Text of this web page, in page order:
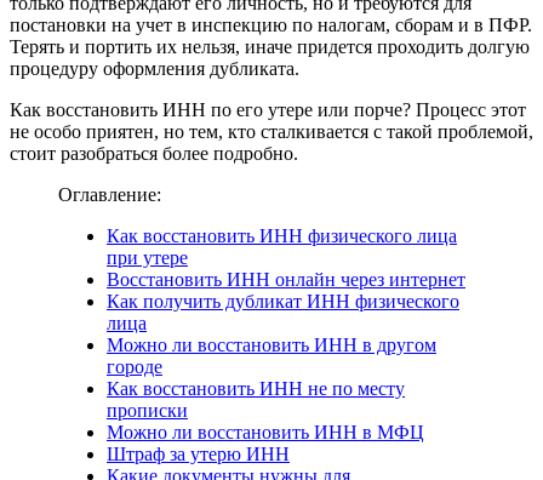
постановки на учет в инспекцию по налогам, сборам и в ПФР.
Терять и портить их нельзя, иначе придется проходить долгую
процедуру оформления дубликата.
Как восстановить ИНН по его утере или порче? Процесс этот
не особо приятен, но тем, кто сталкивается с такой проблемой,
стоит разобраться более подробно.
Оглавление:
Как восстановить ИНН физического лица
при утере
Восстановить ИНН онлайн через интернет
Как получить дубликат ИНН физического
лица
Можно ли восстановить ИНН в другом
городе
Как восстановить ИНН не по месту
прописки
Можно ли восстановить ИНН в МФЦ
Штраф за утерю ИНН
Какие документы нужны для